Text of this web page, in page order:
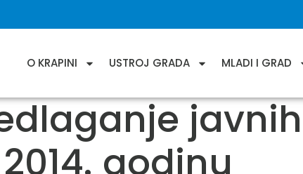
O KRAPINI USTROJ GRADA MLADI I GRAD
godinu